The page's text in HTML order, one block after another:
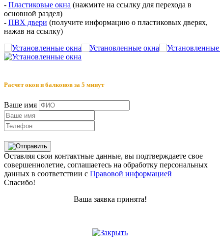
- Пластиковые окна (нажмите на ссылку для перехода в
основной раздел)
- ПВХ двери (получите информацию о пластиковых дверях,
нажав на ссылку)
Расчет окон и балконов за 5 минут
Ваше имя
Оставляя свои контактные данные, вы подтверждаете свое
совершеннолетие, соглашаетесь на обработку персональных
данных в соответствии с Правовой информацией
Спасибо!
Ваша заявка принята!